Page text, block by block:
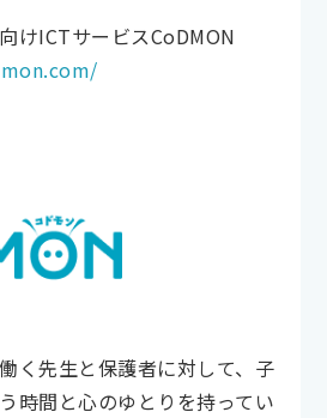
けICTサービスCoDMON
く先生と保護者に対して、子
時間と心のゆとりを持ってい